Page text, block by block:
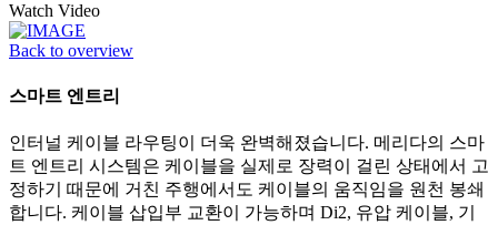
Watch Video
Back to overview
스마트 엔트리
인터널 케이블 라우팅이 더욱 완벽해졌습니다. 메리다의 스마
트 엔트리 시스템은 케이블을 실제로 장력이 걸린 상태에서 고
정하기 때문에 거친 주행에서도 케이블의 움직임을 원천 봉쇄
합니다. 케이블 삽입부 교환이 가능하며 Di2, 유압 케이블, 기